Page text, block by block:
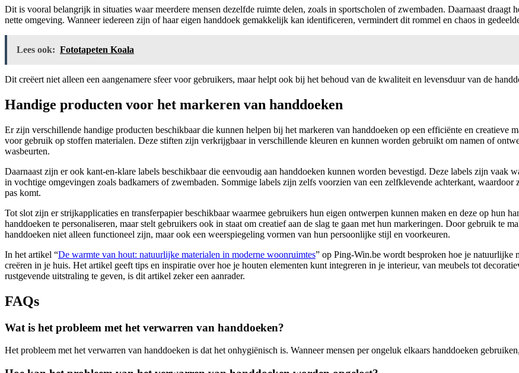
Dit is vooral belangrijk in situaties waar meerdere mensen dezelfde ruimte delen, zoals in sportscholen of zwembaden. Daarnaast draagt
nette omgeving. Wanneer iedereen zijn of haar eigen handdoek gemakkelijk kan identificeren, vermindert dit rommel en chaos in
Lees ook: Fototapeten Koala
Dit creëert niet alleen een aangenamere sfeer voor gebruikers, maar helpt ook bij het behoud van de kwaliteit en levensduur van de
Handige producten voor het markeren van handdoeken
Er zijn verschillende handige producten beschikbaar die kunnen helpen bij het markeren van handdoeken op een efficiënte en creatieve
voor gebruik op stoffen materialen. Deze stiften zijn verkrijgbaar in verschillende kleuren en kunnen worden gebruikt om namen of
wasbeurten.
Daarnaast zijn er ook kant-en-klare labels beschikbaar die eenvoudig aan handdoeken kunnen worden bevestigd. Deze labels zijn vaak
in vochtige omgevingen zoals badkamers of zwembaden. Sommige labels zijn zelfs voorzien van een zelfklevende achterkant,
pas komt.
Tot slot zijn er strijkapplicaties en transferpapier beschikbaar waarmee gebruikers hun eigen ontwerpen kunnen maken en deze op hun
handdoeken te personaliseren, maar stelt gebruikers ook in staat om creatief aan de slag te gaan met hun markeringen. Door gebruik te
handdoeken niet alleen functioneel zijn, maar ook een weerspiegeling vormen van hun persoonlijke stijl en voorkeuren.
In het artikel “De warmte van hout: natuurlijke materialen in moderne woonruimtes” op Ping-Win.be wordt besproken hoe je natuurlijke
creëren in je huis. Het artikel geeft tips en inspiratie over hoe je houten elementen kunt integreren in je interieur, van meubels tot
rustgevende uitstraling te geven, is dit artikel zeker een aanrader.
FAQs
Wat is het probleem met het verwarren van handdoeken?
Het probleem met het verwarren van handdoeken is dat het onhygiënisch is. Wanneer mensen per ongeluk elkaars handdoeken